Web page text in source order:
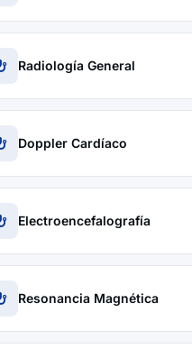
Radiología General
Doppler Cardíaco
Electroencefalografía
Resonancia Magnética